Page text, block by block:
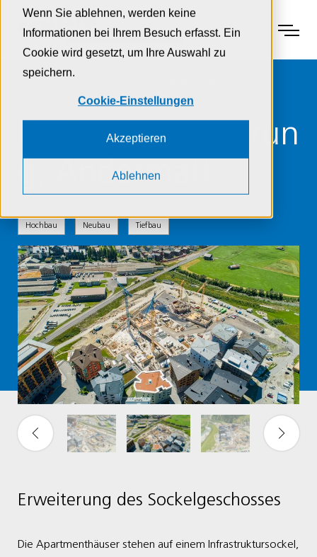
Wenn Sie ablehnen, werden keine
Informationen bei Ihrem Besuch erfasst. Ein
Cookie wird gesetzt, um Ihre Auswahl zu
speichern.
Cookie-Einstellungen
Akzeptieren
Ablehnen
Zur Navigation
Zur Suche
Zum Inhalt
Menu
Podiumserweiterun
g, Andermatt
Hochbau Neubau Tiefbau
Erweiterung des Sockelgeschosses
Die Apartmenthäuser stehen auf einem Infrastruktursockel,